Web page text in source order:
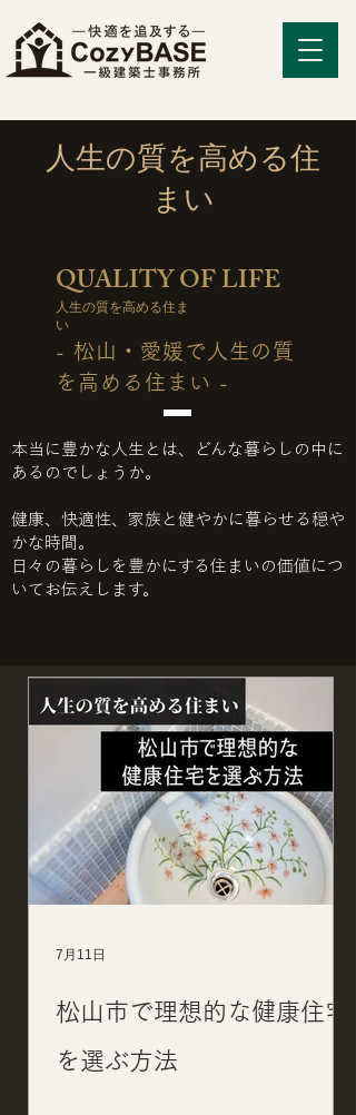
​人生の質を高める住
まい
QUALITY OF LIFE
人生の質を高める住ま
い
- 松山・愛媛で人生の質
を高める住まい -
本当に豊かな人生とは、どんな暮らしの中に
あるのでしょうか。
健康、快適性、家族と健やかに暮らせる穏や
かな時間。
日々の暮らしを豊かにする住まいの価値につ
いてお伝えします。
松山市で理想的な健康住宅
を選ぶ方法
7月11日